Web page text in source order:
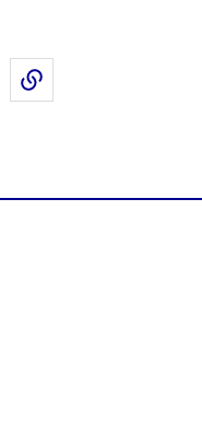
sur LinkedIn
Partager par email